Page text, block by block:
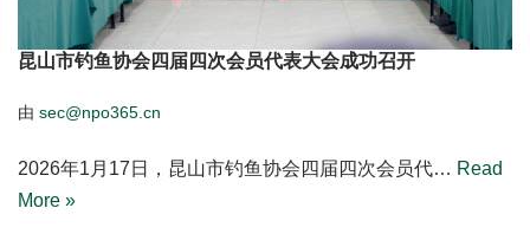
昆山市钓鱼协会四届四次会员代表大会成功召开
由 sec@npo365.cn
2026年1月17日，昆山市钓鱼协会四届四次会员代… Read
More »